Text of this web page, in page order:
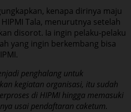
kenapa dirinya maju
Tala, menurutnya setelah
disorot. Ia ingin pelaku-pelaku
yang ingin berkembang bisa
penghalang untuk
kegiatan organisasi, itu sudah
di HIPMI hingga memasuki
usai pendaftaran caketum.